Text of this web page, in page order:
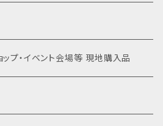
）
沢市）
ップ・イベント会場等 現地購入品